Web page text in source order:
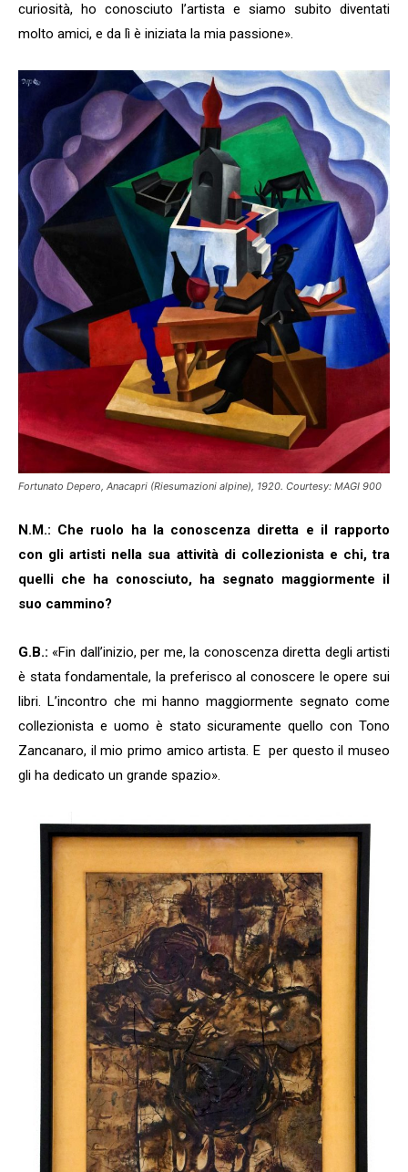
curiosità, ho conosciuto l’artista e siamo subito diventati
molto amici, e da lì è iniziata la mia passione».
Fortunato Depero, Anacapri (Riesumazioni alpine), 1920. Courtesy: MAGI 900
N.M.: Che ruolo ha la conoscenza diretta e il rapporto
con gli artisti nella sua attività di collezionista e chi, tra
quelli che ha conosciuto, ha segnato maggiormente il
suo cammino?
G.B.: «Fin dall’inizio, per me, la conoscenza diretta degli artisti
è stata fondamentale, la preferisco al conoscere le opere sui
libri. L’incontro che mi hanno maggiormente segnato come
collezionista e uomo è stato sicuramente quello con Tono
Zancanaro, il mio primo amico artista. E per questo il museo
gli ha dedicato un grande spazio».